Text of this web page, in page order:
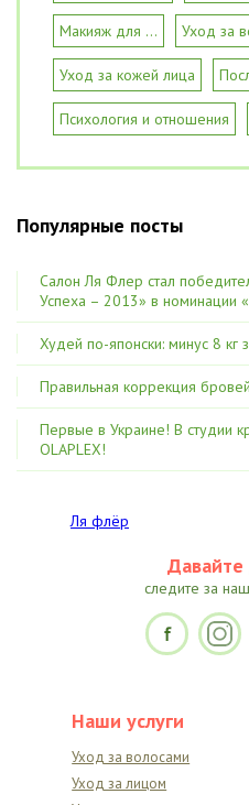
Макияж для ... Уход за
Уход за кожей лица
Психология и отношения
Популярные посты
Салон Ля Флер стал
Успеха – 2013» в номинации
Худей по-японски: минус 8 кг
Правильная коррекция
Первые в Украине! В студии
OLAPLEX!
Ля флёр
следите за
Наши услуги
Уход за волосами
Уход за лицом